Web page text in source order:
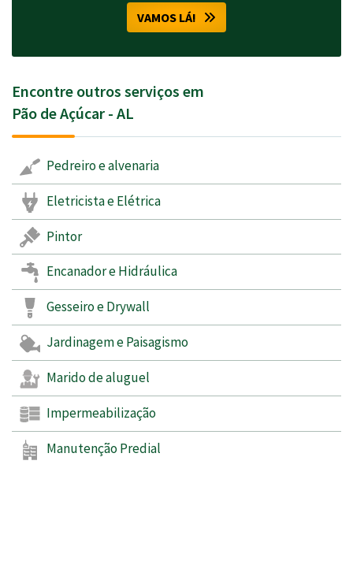
VAMOS LÁ!
Encontre outros serviços em
Pão de Açúcar - AL
Pedreiro e alvenaria
Eletricista e Elétrica
Pintor
Encanador e Hidráulica
Gesseiro e Drywall
Jardinagem e Paisagismo
Marido de aluguel
Impermeabilização
Manutenção Predial